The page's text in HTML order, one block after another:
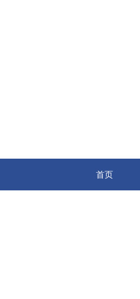
首页